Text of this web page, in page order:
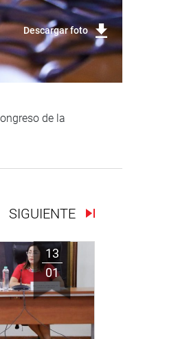
Descargar foto
de la
SIGUIENTE
13
01